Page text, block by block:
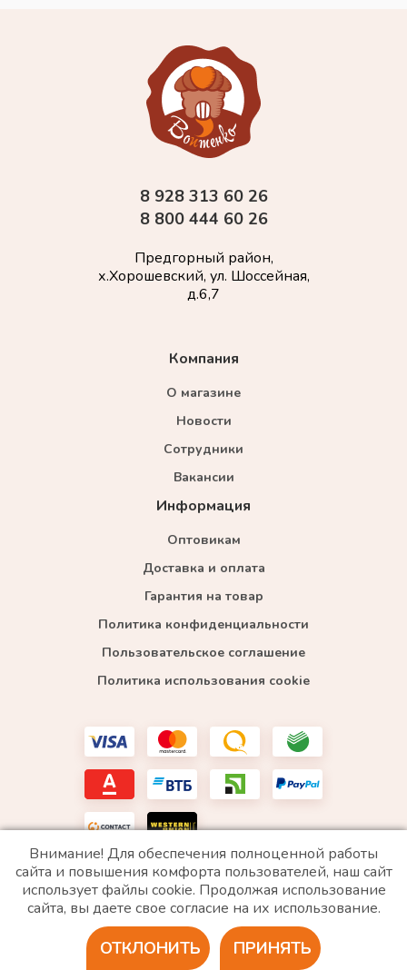
Компания
О магазине
Новости
Сотрудники
Вакансии
Информация
Оптовикам
Доставка и оплата
Гарантия на товар
Политика конфиденциальности
Пользовательское соглашение
Политика использования cookie
8 928 313 60 26
8 800 444 60 26
Предгорный район,
х.Хорошевский, ул. Шоссейная,
д.6,7
*WhatsApp принадлежит компании Meta, которая признана экстремистской и запрещена в
РФ
2020 © Все права защищены. ИП «Войтенко»
Разработка сайта
Внимание! Для обеспечения полноценной работы
сайта и повышения комфорта пользователей, наш сайт
использует файлы cookie. Продолжая использование
сайта, вы даете свое согласие на их использование.
ПРИНЯТЬ
ОТКЛОНИТЬ